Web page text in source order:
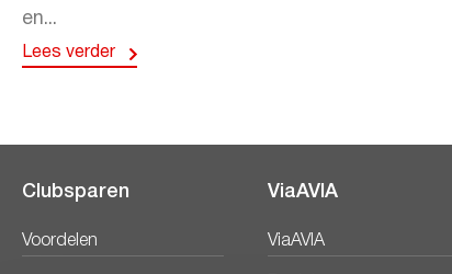
en...
Lees verder
Clubsparen
Voordelen
ViaAVIA
ViaAVIA